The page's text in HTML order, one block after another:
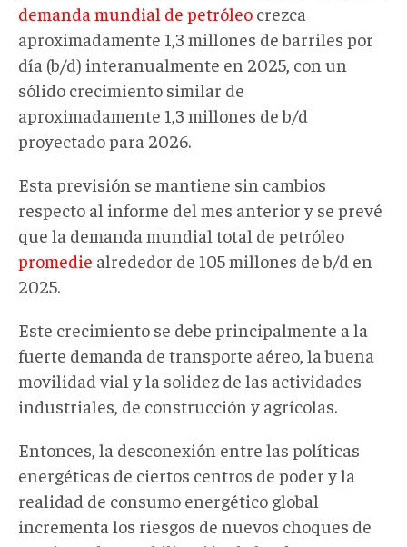
demanda mundial de petróleo crezca
aproximadamente 1,3 millones de barriles por
día (b/d) interanualmente en 2025, con un
sólido crecimiento similar de
aproximadamente 1,3 millones de b/d
proyectado para 2026.
Esta previsión se mantiene sin cambios
respecto al informe del mes anterior y se prevé
que la demanda mundial total de petróleo
promedie alrededor de 105 millones de b/d en
2025.
Este crecimiento se debe principalmente a la
fuerte demanda de transporte aéreo, la buena
movilidad vial y la solidez de las actividades
industriales, de construcción y agrícolas.
Entonces, la desconexión entre las políticas
energéticas de ciertos centros de poder y la
realidad de consumo energético global
incrementa los riesgos de nuevos choques de